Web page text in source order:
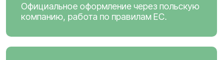
Официальное оформление через польскую
компанию, работа по правилам ЕС.